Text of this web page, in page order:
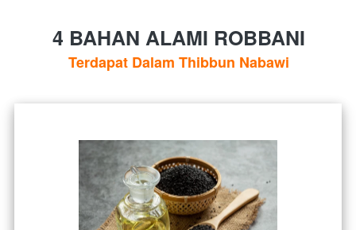
4 BAHAN ALAMI ROBBANI
Terdapat Dalam Thibbun Nabawi